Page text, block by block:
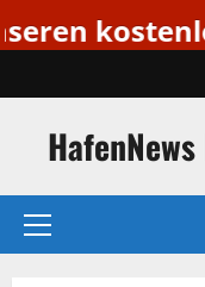
Inhalt
Primäres